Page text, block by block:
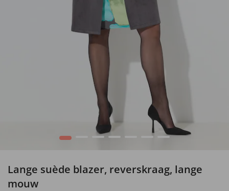
1 3 4 7
Lange suède blazer, reverskraag, lange
mouw